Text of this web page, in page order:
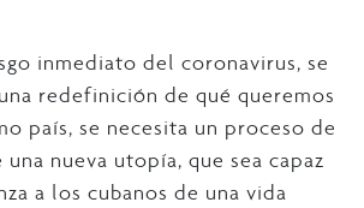
inmediato del coronavirus, se
redefinición de qué queremos
país, se necesita un proceso de
nueva utopía, que sea capaz
a los cubanos de una vida